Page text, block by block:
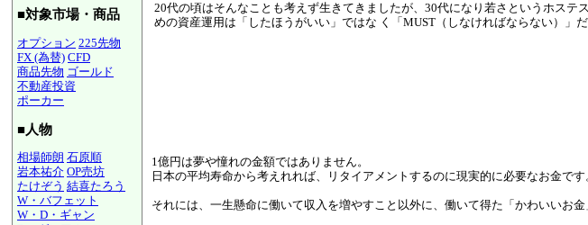
■対象市場・商品
オプション 225先物
FX (為替) CFD
商品先物 ゴールド
不動産投資
ポーカー
■人物
相場師朗 石原順
岩本祐介 OP売坊
たけぞう 結喜たろう
W・バフェット
W・D・ギャン
20代の頃はそんなことも考えず生きてきましたが、30代になり若さというホステ
めの資産運用は「したほうがいい」ではな く「MUST（しなければならない）」だ
1億円は夢や憧れの金額ではありません。
日本の平均寿命から考えれれば、リタイアメントするのに現実的に必要なお金です
それには、一生懸命に働いて収入を増やすこと以外に、働いて得た「かわいいお